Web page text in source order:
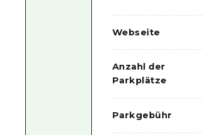
Webseite
Anzahl der
Parkplätze
Parkgebühr